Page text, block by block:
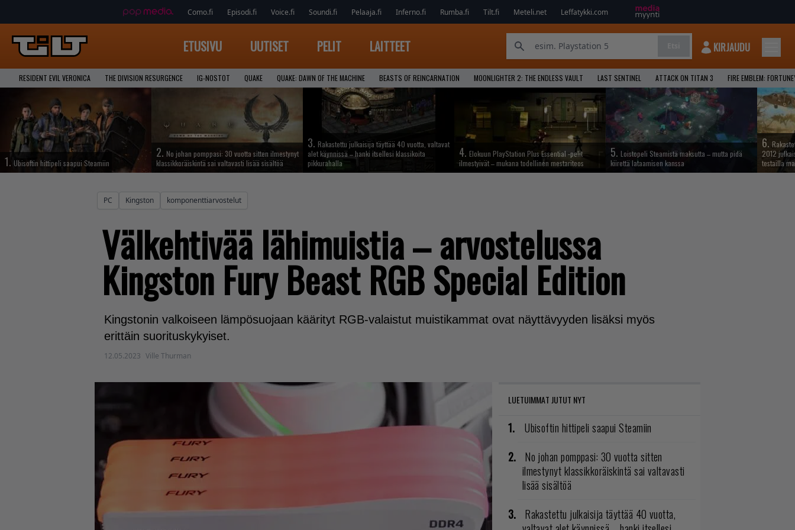
Como.fi Episodi.fi Voice.fi Soundi.fi Pelaaja.fi Inferno.fi Rumba.fi Tilt.fi Meteli.net Leffatykki.com
ETUSIVU UUTISET PELIT LAITTEET KIRJAUDU
RESIDENT EVIL VERONICA THE DIVISION RESURGENCE IG-NOSTOT QUAKE QUAKE: DAWN OF THE MACHINE BEASTS OF REINCARNATION MOONLIGHTER 2: THE ENDLESS VAULT LAST SENTINEL ATTACK ON TITAN 3 FIRE EMBLEM:
1. Ubisoftin hittipeli saapui Steamiin
2. No johan pomppasi: 30 vuotta sitten ilmestynyt
klassikkoräiskintä sai valtavasti lisää sisältöä
3. Rakastettu julkaisija täyttää 40 vuotta, valtavat
alet käynnissä – hanki itsellesi klassikoita
pikkurahalla
4. Elokuun PlayStation Plus Essential -pelit
ilmestyivät – mukana todellinen mestariteos
5. Loistopeli Steamistä maksutta – mutta pidä
kiirettä lataamisen kanssa
6.
2012
testailla
PC Kingston komponenttiarvostelut
Välkehtivää lähimuistia – arvostelussa
Kingston Fury Beast RGB Special Edition
Kingstonin valkoiseen lämpösuojaan käärityt RGB-valaistut muistikammat ovat näyttävyyden lisäksi myös
erittäin suorituskykyiset.
12.05.2023 Ville Thurman
LUETUIMMAT JUTUT NYT
Ubisoftin hittipeli saapui Steamiin
No johan pomppasi: 30 vuotta sitten
ilmestynyt klassikkoräiskintä sai valtavasti
lisää sisältöä
Rakastettu julkaisija täyttää 40 vuotta,